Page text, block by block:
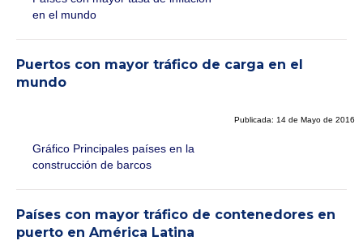
en el mundo
Puertos con mayor tráfico de carga en el
mundo
Publicada: 14 de Mayo de 2016
Gráfico Principales países en la
construcción de barcos
Países con mayor tráfico de contenedores en
puerto en América Latina